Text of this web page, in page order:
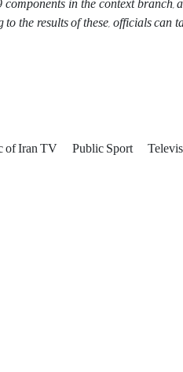
the results of these, officials can
of Iran TV Public Sport